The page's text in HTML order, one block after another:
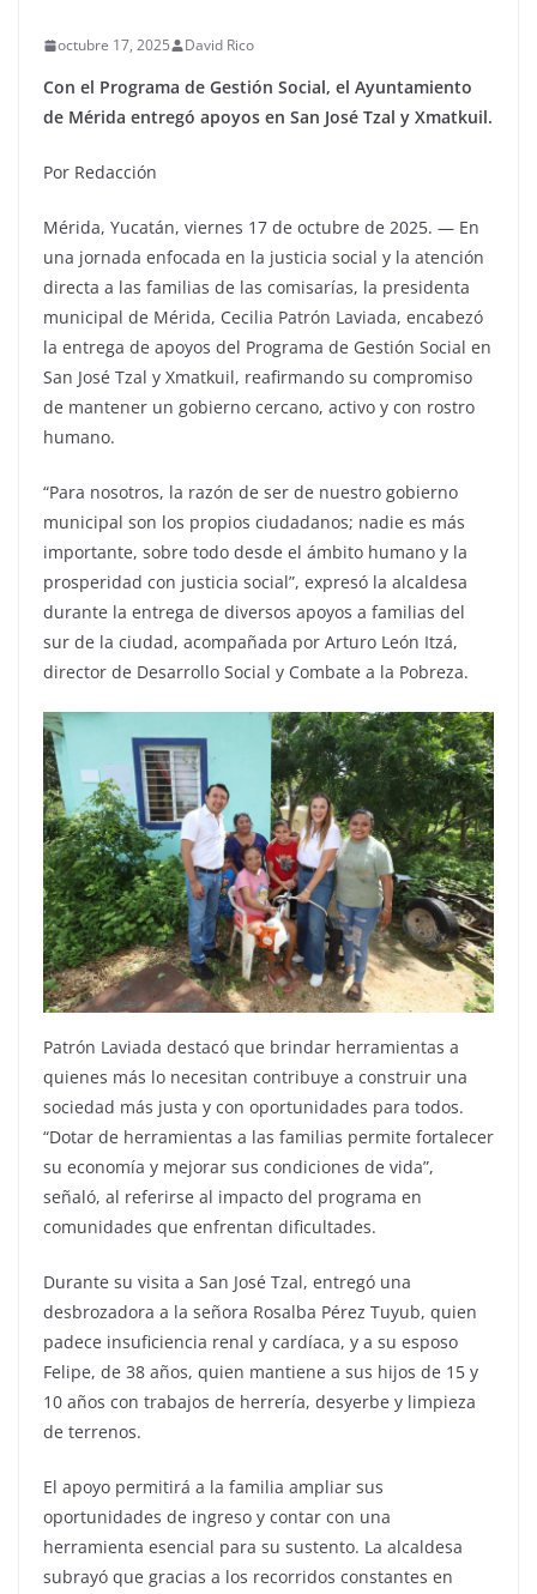
octubre 17, 2025 David Rico
Con el Programa de Gestión Social, el Ayuntamiento
de Mérida entregó apoyos en San José Tzal y Xmatkuil.
Por Redacción
Mérida, Yucatán, viernes 17 de octubre de 2025. — En
una jornada enfocada en la justicia social y la atención
directa a las familias de las comisarías, la presidenta
municipal de Mérida, Cecilia Patrón Laviada, encabezó
la entrega de apoyos del Programa de Gestión Social en
San José Tzal y Xmatkuil, reafirmando su compromiso
de mantener un gobierno cercano, activo y con rostro
humano.
“Para nosotros, la razón de ser de nuestro gobierno
municipal son los propios ciudadanos; nadie es más
importante, sobre todo desde el ámbito humano y la
prosperidad con justicia social”, expresó la alcaldesa
durante la entrega de diversos apoyos a familias del
sur de la ciudad, acompañada por Arturo León Itzá,
director de Desarrollo Social y Combate a la Pobreza.
Patrón Laviada destacó que brindar herramientas a
quienes más lo necesitan contribuye a construir una
sociedad más justa y con oportunidades para todos.
“Dotar de herramientas a las familias permite fortalecer
su economía y mejorar sus condiciones de vida”,
señaló, al referirse al impacto del programa en
comunidades que enfrentan dificultades.
Durante su visita a San José Tzal, entregó una
desbrozadora a la señora Rosalba Pérez Tuyub, quien
padece insuficiencia renal y cardíaca, y a su esposo
Felipe, de 38 años, quien mantiene a sus hijos de 15 y
10 años con trabajos de herrería, desyerbe y limpieza
de terrenos.
El apoyo permitirá a la familia ampliar sus
oportunidades de ingreso y contar con una
herramienta esencial para su sustento. La alcaldesa
subrayó que gracias a los recorridos constantes en